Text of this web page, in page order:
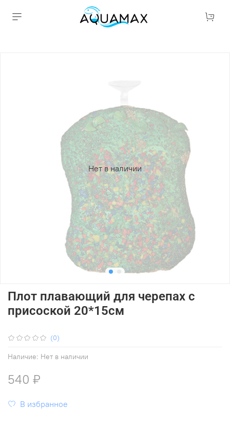
Нет в наличии
(0)
Наличие: Нет в наличии
Плот плавающий для черепах с
присоской 20*15см
540 ₽
В избранное